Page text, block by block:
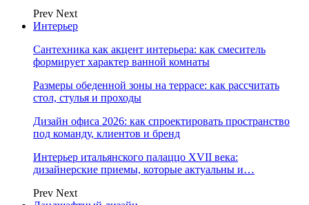
Prev Next
Интерьер
Сантехника как акцент интерьера: как смеситель
формирует характер ванной комнаты
Размеры обеденной зоны на террасе: как рассчитать
стол, стулья и проходы
Дизайн офиса 2026: как спроектировать пространство
под команду, клиентов и бренд
Интерьер итальянского палаццо XVII века:
дизайнерские приемы, которые актуальны и…
Prev Next